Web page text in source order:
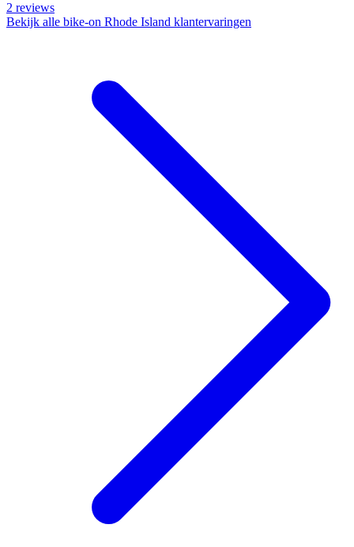
2 reviews
Bekijk alle bike-on Rhode Island klantervaringen